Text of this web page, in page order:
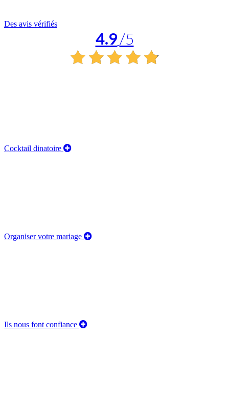
Des avis vérifiés
4.9/5
Cocktail dinatoire
Organiser votre mariage
Ils nous font confiance